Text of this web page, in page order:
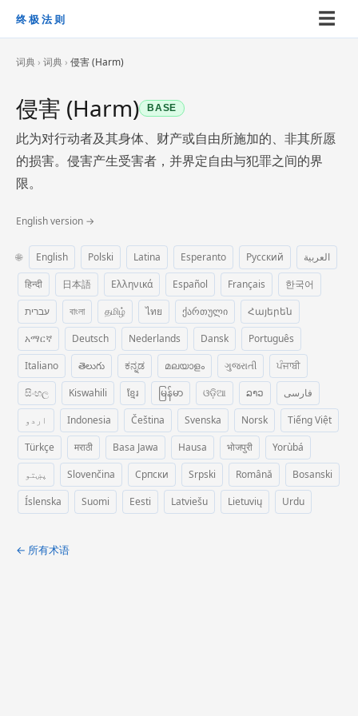
终极法则 ☰
词典 › 词典 › 侵害 (Harm)
侵害 (Harm) BASE
此为对行动者及其身体、财产或自由所施加的、非其所愿
的损害。侵害产生受害者，并界定自由与犯罪之间的界
限。
English version →
🌐 English Polski Latina Esperanto Русский
العربية
हिन्दी
日本語 Ελληνικά Español Français
한국어
עברית
বাংলা தமிழ் ไทย ქართული
Հայերեն
አማርኛ
Deutsch Nederlands Dansk
Português
Italiano
తెలుగు ಕನ್ನಡ മലയാളം ગુજરાતી
ਪੰਜਾਬੀ
සිංහල
Kiswahili ខ្មែរ မြန်မာ ଓଡ଼ିଆ ລາວ
فارسی
اردو
Indonesia Čeština Svenska Norsk
Tiếng Việt
Türkçe
मराठी Basa Jawa Hausa भोजपुरी
Yorùbá
پښتو
Slovenčina Српски Srpski Română
Bosanski
Íslenska
Suomi Eesti Latviešu Lietuvių Urdu
← 所有术语